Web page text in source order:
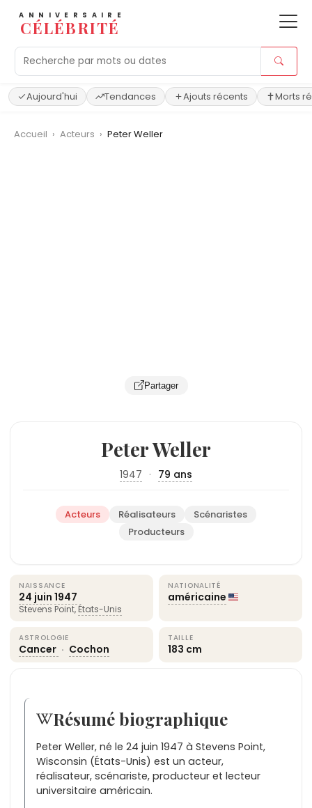
ANNIVERSAIRE
CÉLÉBRITÉ
Aujourd'hui Tendances Ajouts récents Morts
Accueil › Acteurs › Peter Weller
Partager
Peter Weller
1947 · 79 ans
Acteurs Réalisateurs
Scénaristes
Producteurs
NAISSANCE
24 juin 1947
Stevens Point, États-Unis
NATIONALITÉ
américaine
ASTROLOGIE
Cancer · Cochon
TAILLE
183 cm
Résumé biographique
Peter Weller, né le 24 juin 1947 à Stevens Point,
Wisconsin (États-Unis) est un acteur,
réalisateur, scénariste, producteur et lecteur
universitaire américain.